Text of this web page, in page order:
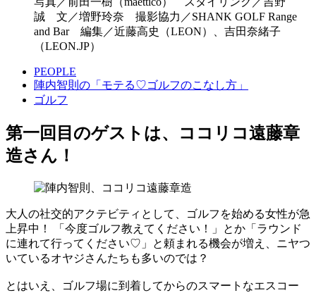
誠 文／増野玲奈 撮影協力／SHANK GOLF Range
and Bar 編集／近藤高史（LEON）、吉田奈緒子
（LEON.JP）
PEOPLE
陣内智則の「モテる♡ゴルフのこなし方」
ゴルフ
第一回目のゲストは、ココリコ遠藤章
造さん！
大人の社交的アクテビティとして、ゴルフを始める女性が急
上昇中！ 「今度ゴルフ教えてください！」とか「ラウンド
に連れて行ってください♡」と頼まれる機会が増え、ニヤつ
いているオヤジさんたちも多いのでは？
とはいえ、ゴルフ場に到着してからのスマートなエスコー